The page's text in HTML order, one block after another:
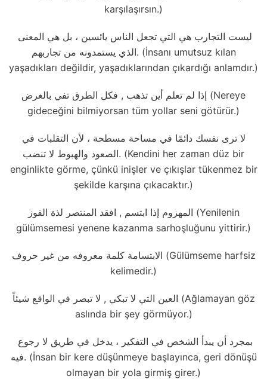
karşılaşırsın.)
الذي يستمدونه من تجاربهم. (İnsanı umutsuz kılan
yaşadıkları değildir, yaşadıklarından çıkardığı anlamdır.)
إذا لم تعلم أين تذهب , فكل الطرق تفي بالغرض (Nereye
gideceğini bilmiyorsan tüm yollar seni götürür.)
لا ترى نفسك دائمًا في مساحة مسطحة ، لأن التقلبات في
الصعود والهبوط لا تنضب. (Kendini her zaman düz bir
enginlikte görme, çünkü inişler ve çıkışlar tükenmez bir
şekilde karşına çıkacaktır.)
المهزوم إذا ابتسم , افقد المنتصر لذة الفوز (Yenilenin
gülümsemesi yenene kazanma sarhoşluğunu yittirir.)
الابتسامة كلمة معروفه من غير حروف (Gülümseme harfsiz
kelimedir.)
العين التي لا تبكي , لا تبصر في الواقع شيئاً (Ağlamayan göz
aslında bir şey görmüyor.)
فيه. (İnsan bir kere düşünmeye başlayınca, geri dönüşü
olmayan bir yola girmiş girer.)